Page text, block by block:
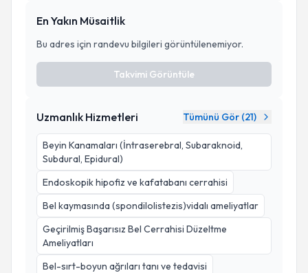
En Yakın Müsaitlik
Bu adres için randevu bilgileri görüntülenemiyor.
Takvimi Görüntüle
Uzmanlık Hizmetleri Tümünü Gör (21)
Beyin Kanamaları (İntraserebral, Subaraknoid,
Subdural, Epidural)
Endoskopik hipofiz ve kafatabanı cerrahisi
Bel kaymasında (spondilolistezis)vidalı ameliyatlar
Geçirilmiş Başarısız Bel Cerrahisi Düzeltme
Ameliyatları
Bel-sırt-boyun ağrıları tanı ve tedavisi